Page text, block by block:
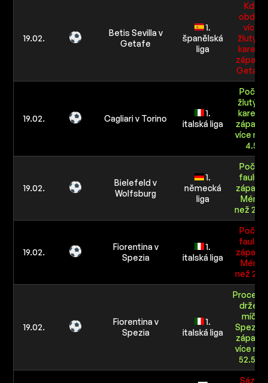
19.02.
Betis Sevilla v
Getafe
1.
španělská
liga
Kdo
obdrží
více
žlutých
karet v
zápasu:
Getafe
19.02. Cagliari v Torino
1.
italská liga
Počet
žlutých
karet v
zápasu:
více než
4.5
19.02.
Bielefeld v
Wolfsburg
1.
německá
liga
Počet
faulů v
zápasu:
Méně
než
19.02.
Fiorentina v
Spezia
1.
italská liga
Počet
faulů v
zápasu:
Méně
než 29.5
19.02.
Fiorentina v
Spezia
1.
italská liga
držení
míče
Spezia v
zápasu:
více než
52.5%
Sázka